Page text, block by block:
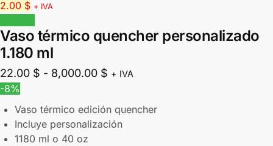
2.00 $ + IVA
Vaso térmico quencher personalizado
1.180 ml
22.00 $ - 8,000.00 $ + IVA
-8%
Vaso térmico edición quencher
Incluye personalización
1180 ml o 40 oz